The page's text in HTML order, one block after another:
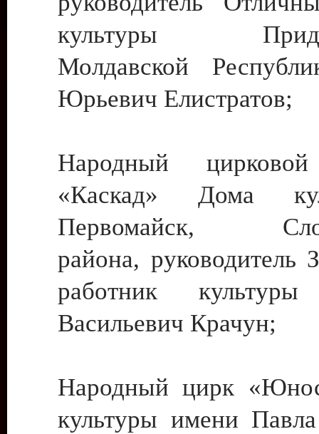
культуры
Молдавской
Юрьевич Елистратов;
Народный цирковой
«Каскад» Дома
Первомайск,
района, руководитель
работник культуры
Васильевич Крачун;
Народный цирк
культуры имени